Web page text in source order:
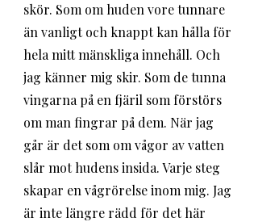
skör. Som om huden vore tunnare
än vanligt och knappt kan hålla för
hela mitt mänskliga innehåll. Och
jag känner mig skir. Som de tunna
vingarna på en fjäril som förstörs
om man fingrar på dem. När jag
går är det som om vågor av vatten
slår mot hudens insida. Varje steg
skapar en vågrörelse inom mig. Jag
är inte längre rädd för det här